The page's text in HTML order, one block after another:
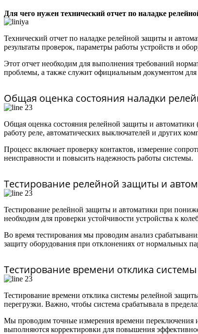
Для чего нужен технический отчет по наладке
Технический отчет по наладке релейной защиты и
результаты проверок, параметры работы устройств и
Этот отчет необходим для выполнения требований
проблемы, а также служит официальным документом
Общая оценка состояния наладки
Общая оценка состояния релейной защиты и
работу реле, автоматических выключателей и других
Процесс включает проверку контактов, измерение
неисправности и повысить надежность работы системы.
Тестирование релейной защиты и
Тестирование релейной защиты и автоматики при
необходим для проверки устойчивости устройства к
Во время тестирования мы проводим анализ
защиту оборудования при отклонениях от нормальных
Тестирование времени отклика
Тестирование времени отклика системы релейной
перегрузки. Важно, чтобы система срабатывала в
Мы проводим точные измерения времени переключения
выполняются корректировки для повышения